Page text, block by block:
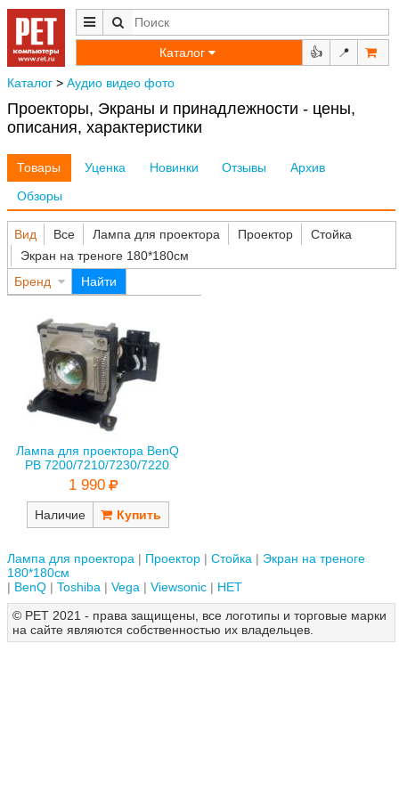
Каталог 👍 📍
Каталог > Аудио видео фото
Проекторы, Экраны и принадлежности - цены,
описания, характеристики
Товары Уценка Новинки Отзывы
Архив
Обзоры
Вид Все Лампа для проектора Проектор
Стойка
Экран на треноге 180*180см
Бренд
Найти
Лампа для проектора BenQ
PB 7200/7210/7230/7220
1 990
Наличие
Лампа для проектора Проектор Стойка
Экран на треноге
180*180см
BenQ
Toshiba Vega Viewsonic
НЕТ
© РЕТ 2021 - права защищены, все логотипы и торговые марки
на сайте являются собственностью их владельцев.